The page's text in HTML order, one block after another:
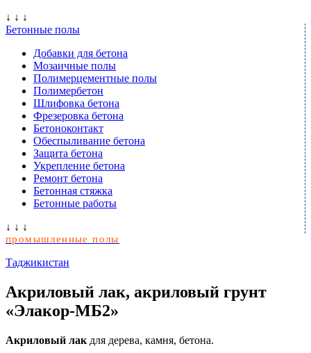
↓ ↓ ↓
Бетонные полы
Добавки для бетона
Мозаичные полы
Полимерцементные полы
Полимербетон
Шлифовка бетона
Фрезеровка бетона
Бетоноконтакт
Обеспыливание бетона
Защита бетона
Укрепление бетона
Ремонт бетона
Бетонная стяжка
Бетонные работы
↓ ↓ ↓
промышленные полы
Таджикистан
Акриловый лак, акриловый грунт
«Элакор-МБ2»
Акриловый лак для дерева, камня, бетона.